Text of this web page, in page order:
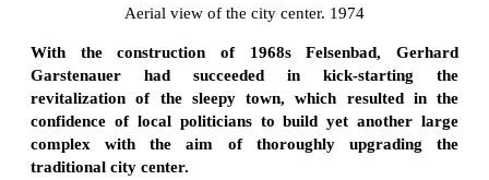
Aerial view of the city center. 1974
With the construction of 1968s Felsenbad, Gerhard
Garstenauer had succeeded in kick-starting the
revitalization of the sleepy town, which resulted in the
confidence of local politicians to build yet another large
complex with the aim of thoroughly upgrading the
traditional city center.